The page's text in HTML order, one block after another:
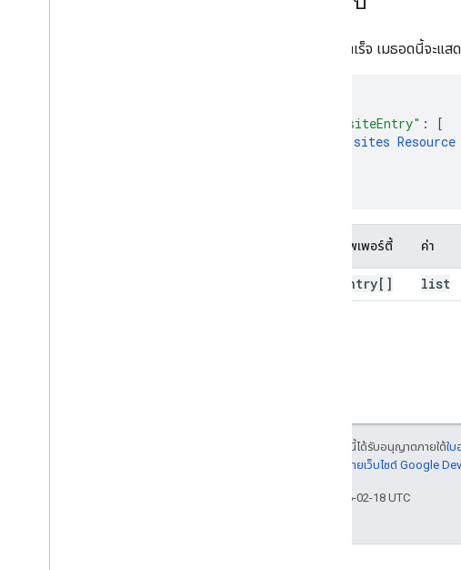
หากทำสำเร็จ เมธอดนี้จะ
"siteEntry" :
[
sites Resource
ชื่อพร็อพเพอร์ตี้ ค่า
Entry[] list
เนื้อหาของหน้าเว็บนี้ได้รับอนุญาตภายใต้ใ
นโยบายเว็บไซต์ Google
อัปเดตล่าสุด 2026-02-18 UTC